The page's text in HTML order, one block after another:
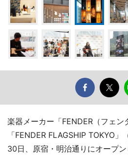
楽器メーカー「FENDER（フェ
「FENDER FLAGSHIP TOKYO
30日、原宿・明治通りにオープン